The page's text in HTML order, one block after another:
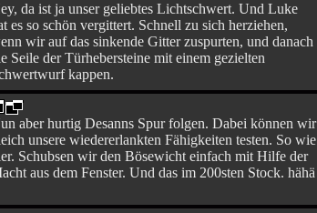
da ist ja unser geliebtes Lichtschwert. Und Luke
es so schön vergittert. Schnell zu sich herziehen,
wir auf das sinkende Gitter zuspurten, und danach
Seile der Türhebersteine mit einem gezielten
kappen.
aber hurtig Desanns Spur folgen. Dabei können wir
unsere wiedererlankten Fähigkeiten testen. So wie
Schubsen wir den Bösewicht einfach mit Hilfe der
aus dem Fenster. Und das im 200sten Stock. hähä